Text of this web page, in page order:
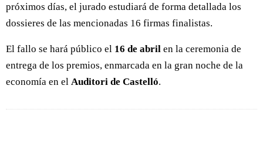
próximos días, el jurado estudiará de forma detallada los
dossieres de las mencionadas 16 firmas finalistas.
El fallo se hará público el 16 de abril en la ceremonia de
entrega de los premios, enmarcada en la gran noche de la
economía en el Auditori de Castelló.